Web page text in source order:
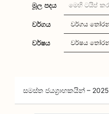
මූල පදය
වර්ගය
වර්ෂය
සමස්ත ජයග්‍රාහකයින් – 2025